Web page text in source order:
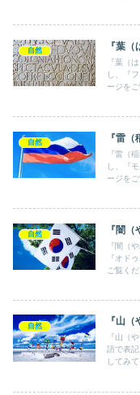
自然 『葉
『葉（
し、『
ージを
自然 『雷
『雷（
し、『
ージを
自然 『闇
『闇（
『オド
ご覧く
自然 『山
『山（
語で表
してみ